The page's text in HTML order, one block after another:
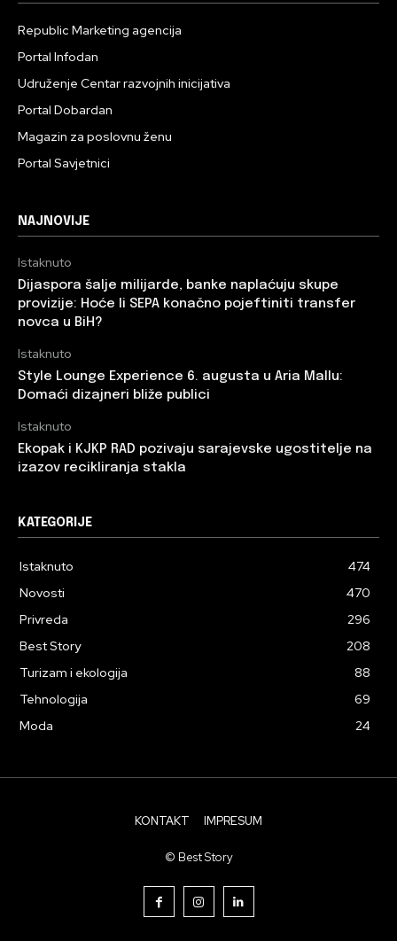
Republic Marketing agencija
Portal Infodan
Udruženje Centar razvojnih inicijativa
Portal Dobardan
Magazin za poslovnu ženu
Portal Savjetnici
NAJNOVIJE
Istaknuto
Dijaspora šalje milijarde, banke naplaćuju skupe
provizije: Hoće li SEPA konačno pojeftiniti transfer
novca u BiH?
Istaknuto
Style Lounge Experience 6. augusta u Aria Mallu:
Domaći dizajneri bliže publici
Istaknuto
Ekopak i KJKP RAD pozivaju sarajevske ugostitelje na
izazov recikliranja stakla
KATEGORIJE
Istaknuto
474
Novosti
470
Privreda
296
Best Story
208
Turizam i ekologija
88
Tehnologija
69
Moda
24
KONTAKT IMPRESUM
© Best Story